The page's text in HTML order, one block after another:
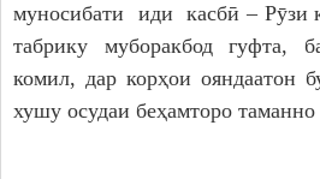
муносибати иди касбӣ – Рӯзи
табрику муборакбод гуфта,
комил, дар корҳои ояндаатон
хушу осудаи беҳамторо